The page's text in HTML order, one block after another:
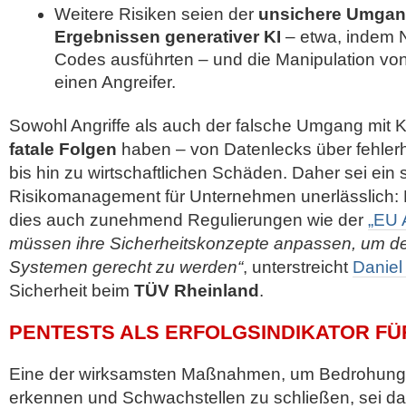
Weitere Risiken seien der unsichere
Ergebnissen generativer KI – etwa, indem
Codes ausführten – und die Manipulation
einen Angreifer.
Sowohl Angriffe als auch der falsche Umgang mit
fatale Folgen haben – von Datenlecks über
bis hin zu wirtschaftlichen Schäden. Daher sei ein
Risikomanagement für Unternehmen unerlässlich:
dies auch zunehmend Regulierungen wie der „EU
müssen ihre Sicherheitskonzepte anpassen, um
Systemen gerecht zu werden“, unterstreicht
Sicherheit beim TÜV Rheinland .
PENTESTS ALS ERFOLGSINDIKATOR
Eine der wirksamsten Maßnahmen, um
erkennen und Schwachstellen zu schließen, sei